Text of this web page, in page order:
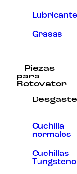
Lubricante
Grasas
Piezas
para
Rotovator
Desgaste
Cuchilla
normales
Cuchillas
Tungsteno